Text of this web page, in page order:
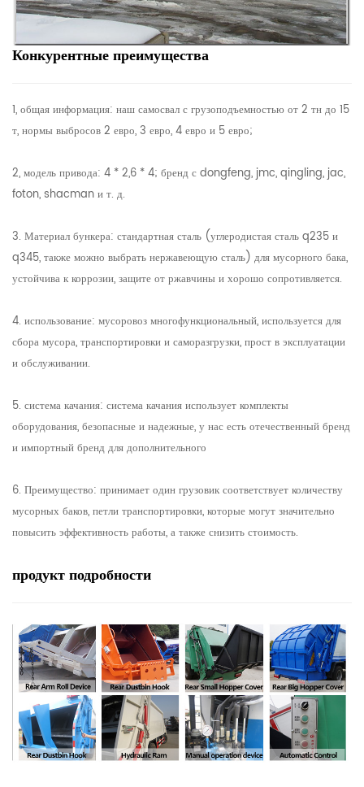
Конкурентные преимущества
1, общая информация: наш самосвал с грузоподъемностью от 2 тн до 15
т, нормы выбросов 2 евро, 3 евро, 4 евро и 5 евро;
2, модель привода: 4 * 2,6 * 4; бренд с dongfeng, jmc, qingling, jac,
foton, shacman и т. д.
3. Материал бункера: стандартная сталь (углеродистая сталь q235 и
q345, также можно выбрать нержавеющую сталь) для мусорного бака,
устойчива к коррозии, защите от ржавчины и хорошо сопротивляется.
4. использование: мусоровоз многофункциональный, используется для
сбора мусора, транспортировки и саморазгрузки, прост в эксплуатации
и обслуживании.
5. система качания: система качания использует комплекты
оборудования, безопасные и надежные, у нас есть отечественный бренд
и импортный бренд для дополнительного
6. Преимущество: принимает один грузовик соответствует количеству
мусорных баков, петли транспортировки, которые могут значительно
повысить эффективность работы, а также снизить стоимость.
продуктподробности